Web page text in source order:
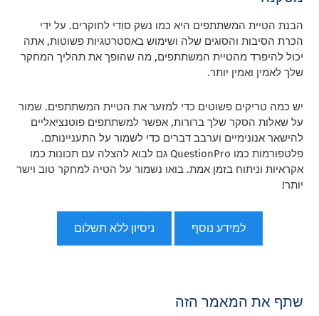
הבנת הטיית המשתתפים היא כמו נשק סודי לחוקרים. על ידי
הכרת הסיבות והסוגים שלה ושימוש באסטרטגיות פשוטות, אתה
יכול להיפרד מהטיית המשתתפים, מה שהופך את תהליך המחקר
שלך לאמין ואמין יותר.
יש כמה טריקים פשוטים כדי למזער את הטיית המשתתפים. שמור
על שאלות הסקר שלך ברורות, אפשר למשתתפים פוטנציאליים
להישאר אנונימיים וערבב דברים כדי לשמור על התעניינותם.
פלטפורמות כמו QuestionPro גם לבוא להצלה עם תכונות כמו
אקראיות וניתוח בזמן אמת. בואו נשמור על הטיה למחקר טוב וישר
יותר!
למידע נוסף ניסיון ללא תשלום
שתף את המאמר הזה